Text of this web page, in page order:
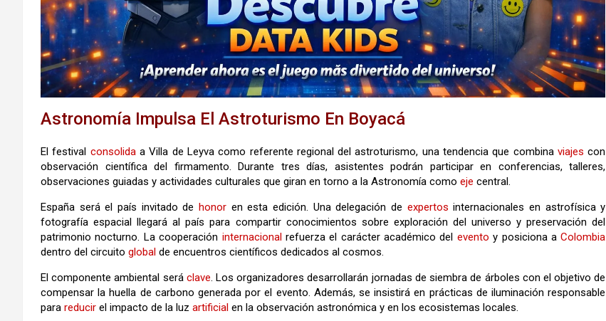
Astronomía Impulsa El Astroturismo En Boyacá
El festival consolidaa Villa de Leyva como referente regional del astroturismo, una tendencia que combinaviajes con
observación científica del firmamento. Durante tres días, asistentes podrán participar en conferencias, talleres,
observaciones guiadas y actividades culturales que giran en torno a la Astronomía como eje central.
España será el país invitado de honor en esta edición. Una delegación de expertos internacionales en astrofísica y
fotografía espacial llegará al país para compartir conocimientos sobre exploración del universo y preservación del
patrimonio nocturno. La cooperación internacionalrefuerza el carácter académico del evento y posiciona aColombia
dentro del circuito global de encuentros científicos dedicados al cosmos.
El componente ambiental será clave. Los organizadores desarrollarán jornadas de siembra de árboles con el objetivo de
compensar la huella de carbono generada por el evento. Además, se insistirá en prácticas de iluminación responsable
para reducir el impacto de la luz artificial en la observación astronómica y en los ecosistemas locales.